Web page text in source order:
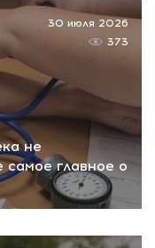
не
самое главное о
30 июля 2026
373